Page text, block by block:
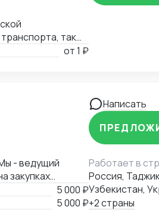
так
от1 ₽
- ведущий
закупках
быть Вам
выбор
5 000 ₽
5 000 ₽
Написать
Работает в
Россия,
Узбекистан,
+2 страны